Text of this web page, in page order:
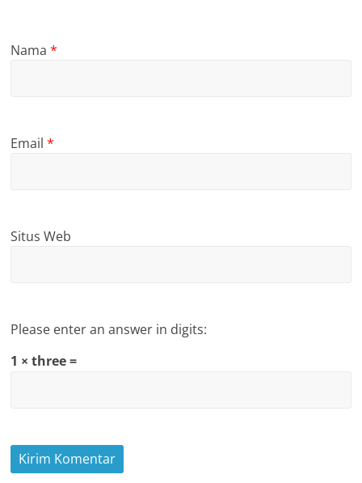
Nama*
Email*
Situs Web
Please enter an answer in digits:
1 × three =